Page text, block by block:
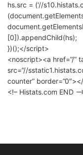
hs.src = (‘//
[0]).appendChild(hs);
})();</script>
<noscript><a href=”/”
src=”//
counter”
<!– Histats.com END